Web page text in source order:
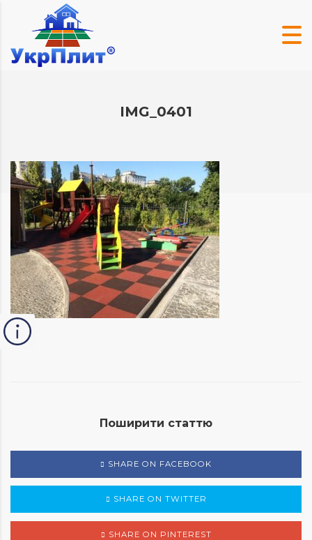
IMG_0401
Поширити статтю
SHARE ON FACEBOOK
SHARE ON TWITTER
SHARE ON PINTEREST